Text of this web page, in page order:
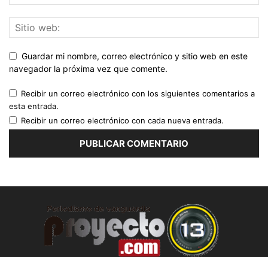
Guardar mi nombre, correo electrónico y sitio web en este
navegador la próxima vez que comente.
Recibir un correo electrónico con los siguientes comentarios a
esta entrada.
Recibir un correo electrónico con cada nueva entrada.